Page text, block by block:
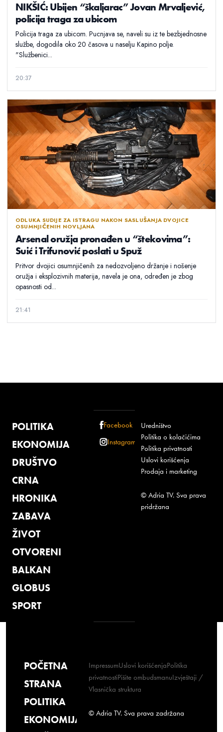
NIKŠIĆ: Ubijen “škaljarac” Jovan Mrvaljević,
policija traga za ubicom
Policija traga za ubicom. Pucnjava se, naveli su iz te bezbjednosne
službe, dogodila oko 20 časova u naselju Kapino polje.
"Službenici...
20:37
ODLUKA SUDIJE ZA ISTRAGU NAKON SASLUŠANJA DVOJICE
OSUMNJIČENIH NOVLJANA
Arsenal oružja pronađen u “štekovima”:
Suić i Trifunović poslati u Spuž
Pritvor dvojici osumnjičenih za nedozvoljeno držanje i nošenje
oružja i eksplozivnih materija, navela je ona, određen je zbog
opasnosti od...
21:41
POLITIKA
EKONOMIJA
DRUŠTVO
CRNA
HRONIKA
ZABAVA
ŽIVOT
OTVORENI
BALKAN
GLOBUS
SPORT
Facebook
Instagram
Uredništvo
Politika o kolačićima
Politika privatnosti
Uslovi korišćenja
Prodaja i marketing
© Adria TV. Sva prava
pridržana
POČETNA
STRANA
POLITIKA
EKONOMIJA
ImpressumUslovi korišćenjaPolitika
privatnostiPišite ombudsmanuIzvještaji /
Vlasnička struktura
© Adria TV. Sva prava zadržana